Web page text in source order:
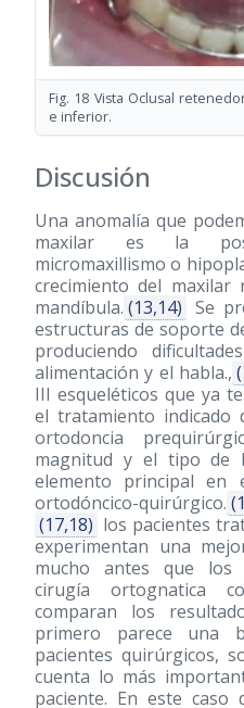
Fig. 18 Vista Oclusal
e inferior.
Discusión
Una anomalía que
maxilar es la
micromaxillismo o
crecimiento del
mandíbula. (13,14) Se
estructuras de soporte
produciendo
alimentación y el habla.,
III esqueléticos que ya
el tratamiento indicado
ortodoncia
magnitud y el tipo de
elemento principal en
ortodóncico-quirúrgico.
(17,18) los pacientes
experimentan una
mucho antes que los
cirugía ortognatica
comparan los
primero parece una
pacientes quirúrgicos,
cuenta lo más
paciente. En este caso